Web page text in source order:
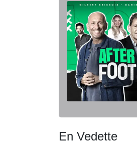
En Vedette